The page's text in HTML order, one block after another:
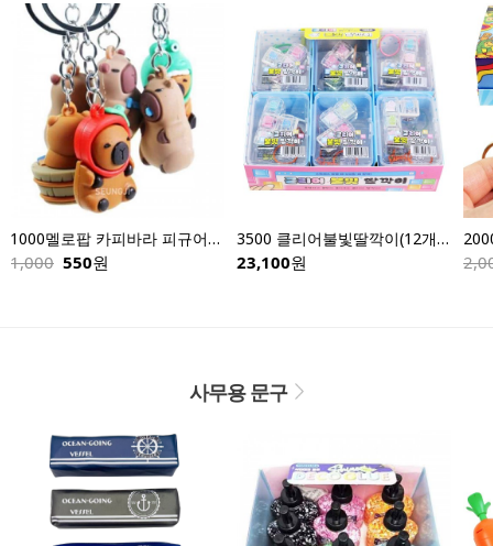
1000멜로팝 카피바라 피규어키링-낱개
1,000 550원
3500 클리어불빛딸깍이(12개입)
23,100원
사무용 문구